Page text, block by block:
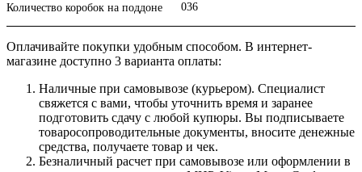
Количество коробок на поддоне 036
Оплачивайте покупки удобным способом. В интернет-
магазине доступно 3 варианта оплаты:
Наличные при самовывозе (курьером). Специалист
свяжется с вами, чтобы уточнить время и заранее
подготовить сдачу с любой купюры. Вы подписываете
товаросопроводительные документы, вносите денежные
средства, получаете товар и чек.
Безналичный расчет при самовывозе или оформлении в